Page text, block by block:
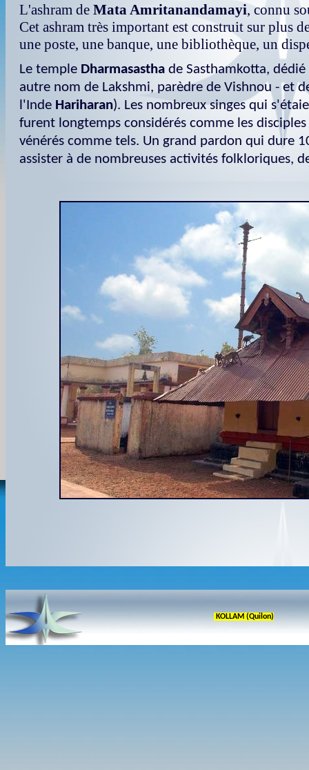
L'ashram de Mata Amritanandamayi, connu
Cet ashram très important est construit sur plus
une poste, une banque, une bibliothèque, un
Le temple Dharmasastha de Sasthamkotta,
autre nom de Lakshmi, parèdre de Vishnou - et
l'Inde Hariharan). Les nombreux singes qui
furent longtemps considérés comme les
vénérés comme tels. Un grand pardon qui dure
assister à de nombreuses activités folkloriques,
KOLLAM (Quilon)